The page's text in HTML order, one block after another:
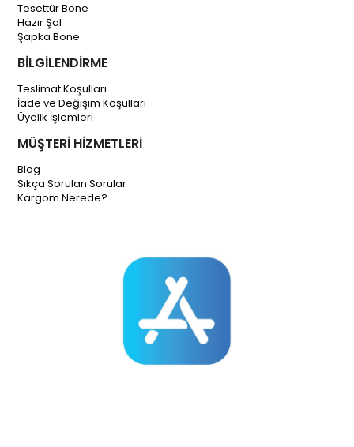
Tesettür Bone
Hazır Şal
Şapka Bone
BİLGİLENDİRME
Teslimat Koşulları
İade ve Değişim Koşulları
Üyelik İşlemleri
MÜŞTERİ HİZMETLERİ
Blog
Sıkça Sorulan Sorular
Kargom Nerede?